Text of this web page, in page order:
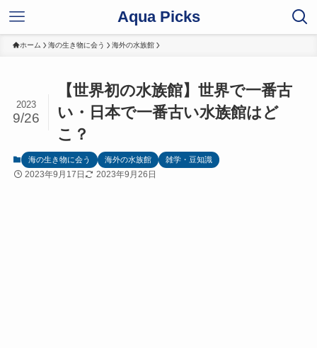
Aqua Picks
ホーム 海の生き物に会う 海外の水族館
【世界初の水族館】世界で一番古
い・日本で一番古い水族館はど
こ？
2023
9/26
海の生き物に会う 海外の水族館 雑学・豆知識
2023年9月17日 2023年9月26日